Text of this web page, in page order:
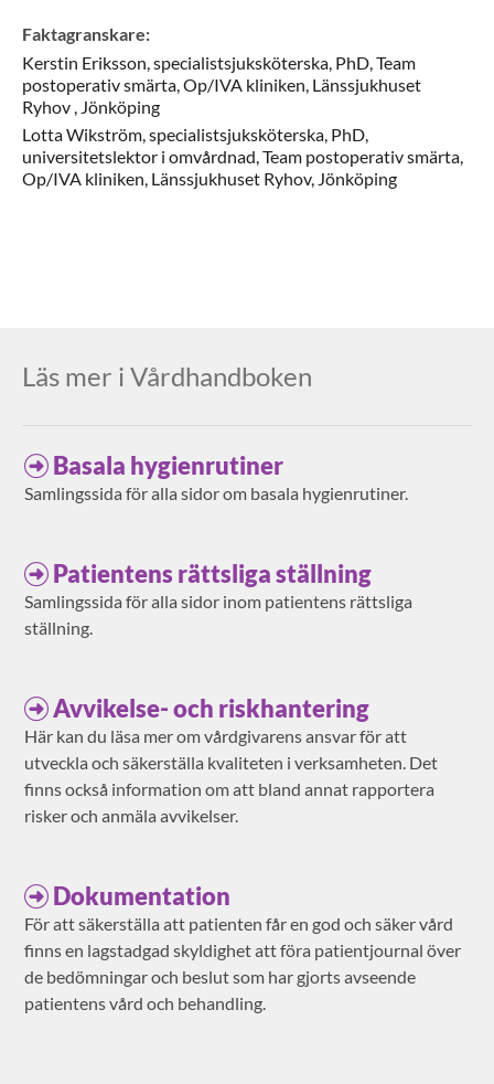
Faktagranskare:
Kerstin Eriksson,specialistsjuksköterska, PhD,Team
postoperativ smärta, Op/IVA kliniken, Länssjukhuset
Ryhov , Jönköping
LottaWikström,specialistsjuksköterska, PhD,
universitetslektor i omvårdnad,Team postoperativ smärta,
Op/IVA kliniken, Länssjukhuset Ryhov, Jönköping
Läs mer i Vårdhandboken
Basala hygienrutiner
Samlingssida för alla sidor om basala hygienrutiner.
Patientens rättsliga ställning
Samlingssida för alla sidor inom patientens rättsliga
ställning.
Avvikelse- och riskhantering
Här kan du läsa mer om vårdgivarens ansvar för att
utveckla och säkerställa kvaliteten i verksamheten. Det
finns också information om att bland annat rapportera
risker och anmäla avvikelser.
Dokumentation
För att säkerställa att patienten får en god och säker vård
finns en lagstadgad skyldighet att föra patientjournal över
de bedömningar och beslut som har gjorts avseende
patientens vård och behandling.